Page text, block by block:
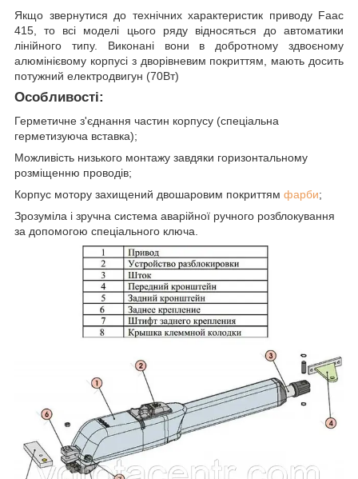
Якщо звернутися до технічних характеристик приводу Faac
415, то всі моделі цього ряду відносяться до автоматики
лінійного типу. Виконані вони в добротному здвоєному
алюмінієвому корпусі з дворівневим покриттям, мають досить
потужний електродвигун (70Вт)
Особливості:
Герметичне з'єднання частин корпусу (спеціальна
герметизуюча вставка);
Можливість низького монтажу завдяки горизонтальному
розміщенню проводів;
Корпус мотору захищений двошаровим покриттям фарби;
Зрозуміла і зручна система аварійної ручного розблокування
за допомогою спеціального ключа.